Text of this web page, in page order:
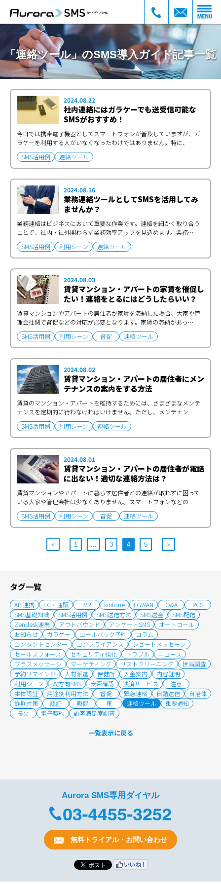
「連絡ツール」のSMS導入ガイド記事一覧
2024.08.22
社内連絡にはガラケーでも送受信可能な
SMSがおすすめ！
今日では携帯電子機器としてスマートフォンが普及していますが、ガ
ラケーを利用する人がいなくなったわけではありません。特に、…
SMS活用例
連絡ツール
2024.08.16
業務連絡ツールとしてSMSを活用してみ
ませんか？
業務連絡はビジネスにおいて重要な作業です。連絡を細かく取り合う
ことで、社内・社外関わらず業務効率アップを見込めます。業務…
SMS活用例
利用シーン 連絡ツール
2024.08.03
賃貸マンション・アパートの家賃を催促し
たい！連絡をとるにはどうしたらいい？
賃貸マンションやアパートの居住者が家賃を滞納した場合、大家や管
理会社側で督促などの対応が必要となります。家賃の滞納があっ…
SMS活用例
利用シーン 督促 連絡ツール
2024.08.02
賃貸マンション・アパートの居住者にメン
テナンスの案内をする方法
賃貸のマンション・アパートを維持するためには、さまざまなメンテ
ナンスを定期的に行わなければいけません。ただし、メンテナン…
SMS活用例
利用シーン 連絡ツール
2024.08.01
賃貸マンション・アパートの居住者が電話
に出ない！適切な連絡方法は？
賃貸マンションやアパートに暮らす居住者との連絡が取れずに困って
いる大家や管理会社は少なくありません。スマートフォンなどの…
SMS活用例
利用シーン 督促 連絡ツール
＜ 1 … 3 4 5 ＞
タグ一覧
API連携 EC・通販 IVR kintone LGWAN Q&A
RCS
SMS基礎知識
SMS活用例 SMS送信方法 SMS送金
SMS配信
Zendesk連携
アウトバウンド アンケートSMS
オートコール
お知らせ
ガラケー コールバック予約
コラム
コンタクトセンター
コンプライアンス
ショートメッセージ
セールスフォース
セキュリティ強化 トラブル
ニュース
プラスメッセージ
マーケティング リストクリーニング
世論調査
予約リマインド
人材派遣 保健所 入金案内
内容証明
利用シーン
双方向SMS 安否確認 決済サービス
注意
生体認証
用途別利用方法 督促 緊急連絡 自動送信
自治体
詐欺対策
認証 販促 車 連絡ツール
重要通知
長文
電子契約 顧客満足度調査
一覧表示に戻る
Aurora SMS専用ダイヤル
無料トライアル・お問い合わせ